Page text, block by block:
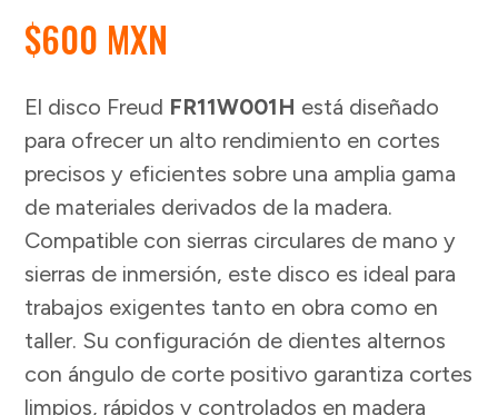
$600 MXN
El disco Freud FR11W001H está diseñado
para ofrecer un alto rendimiento en cortes
precisos y eficientes sobre una amplia gama
de materiales derivados de la madera.
Compatible con sierras circulares de mano y
sierras de inmersión, este disco es ideal para
trabajos exigentes tanto en obra como en
taller. Su configuración de dientes alternos
con ángulo de corte positivo garantiza cortes
limpios, rápidos y controlados en madera